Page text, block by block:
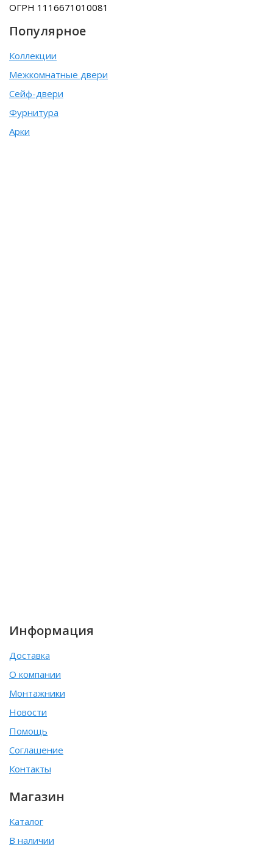
ОГРН 1116671010081
Популярное
Коллекции
Межкомнатные двери
Сейф-двери
Фурнитура
Арки
Информация
Доставка
О компании
Монтажники
Новости
Помощь
Соглашение
Контакты
Магазин
Каталог
В наличии